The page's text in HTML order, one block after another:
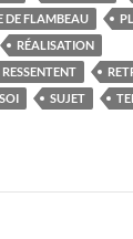
DE FLAMBEAU
RÉALISATION
RESSENTENT
SOI SUJET